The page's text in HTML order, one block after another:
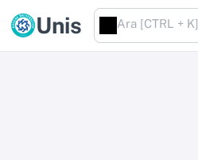
Unis Ara [CTRL + K]